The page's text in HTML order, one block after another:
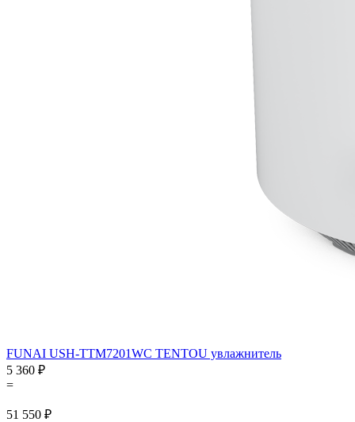
FUNAI USH-TTM7201WC TENTOU увлажнитель
5 360 ₽
=
51 550 ₽